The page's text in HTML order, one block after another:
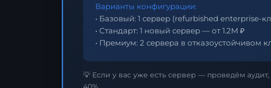
Варианты конфигурации:
• Базовый: 1 сервер (refurbished enterprise-
• Стандарт: 1 новый сервер — от 1.2М ₽
• Премиум: 2 сервера в отказоустойчивом
💡 Если у вас уже есть сервер — проведём аудит,